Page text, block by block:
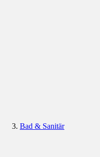
Bad & Sanitär